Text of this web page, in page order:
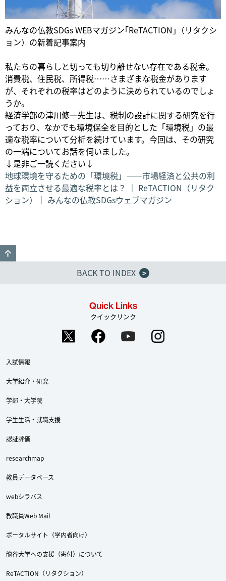
みんなの仏教SDGs WEBマガジン｢ReTACTION｣（リタクシ
ョン）の新着記事案内
私たちの暮らしと切っても切り離せない存在である税金。
消費税、住民税、所得税……さまざまな税金があります
が、それぞれの税率はどのように決められているのでしょ
うか。
経済学部の津川修一先生は、税制の設計に関する研究を行
っており、なかでも環境保全を目的とした「環境税」の最
適な税率について分析を続けています。今回は、その研究
の一端についてお話を伺いました。
↓是非ご一読ください↓
地球環境を守るための「環境税」――市場経済と公共の利
益を両立させる最適な税率とは？ ｜ ReTACTION（リタク
ション）｜ みんなの仏教SDGsウェブマガジン
BACK TO INDEX
>
Quick Links
クイックリンク
入試情報
大学紹介・研究
学部・大学院
学生生活・就職支援
認証評価
researchmap
教員データベース
webシラバス
教職員Web Mail
ポータルサイト（学内者向け）
龍谷大学への支援（寄付）について
ReTACTION（リタクション）